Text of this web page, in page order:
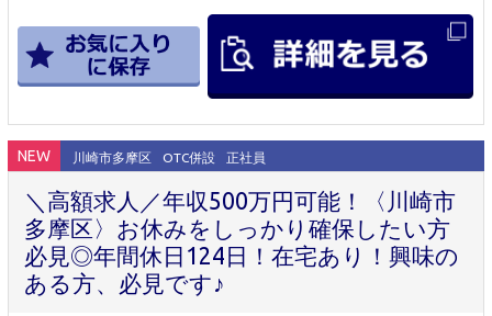
NEW 川崎市多摩区 OTC併設 正社員
＼高額求人／年収500万円可能！〈川崎市
多摩区〉お休みをしっかり確保したい方
必見◎年間休日124日！在宅あり！興味の
ある方、必見です♪